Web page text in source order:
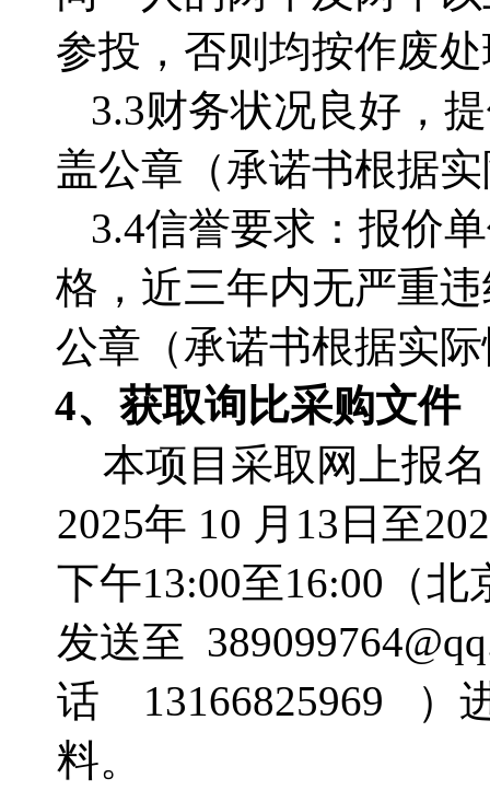
参投，否则均按作废
3.3财务状况良好，
盖公章（承诺书根据
3.4信誉要求：报价
格，近三年内无严重
公章（承诺书根据实
4、获取询比采购文件
本项目采取网上报
2025年 10 月13日至
下午13:00至16:00（
发送至
话 13166825969 ）
料。